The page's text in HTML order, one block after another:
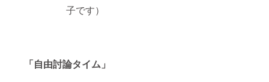
子です）
「自由討論タイム」